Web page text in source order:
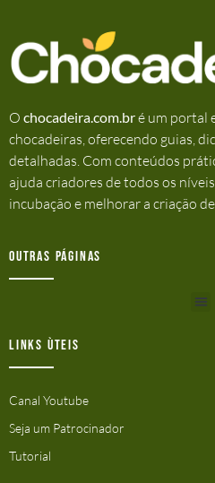
O chocadeira.com.bré um portal
chocadeiras, oferecendo guias,
detalhadas. Com conteúdos
ajuda criadores de todos os
incubação e melhorar a criação de
Outras Páginas
Links ùteis
Canal Youtube
Seja um Patrocinador
Tutorial